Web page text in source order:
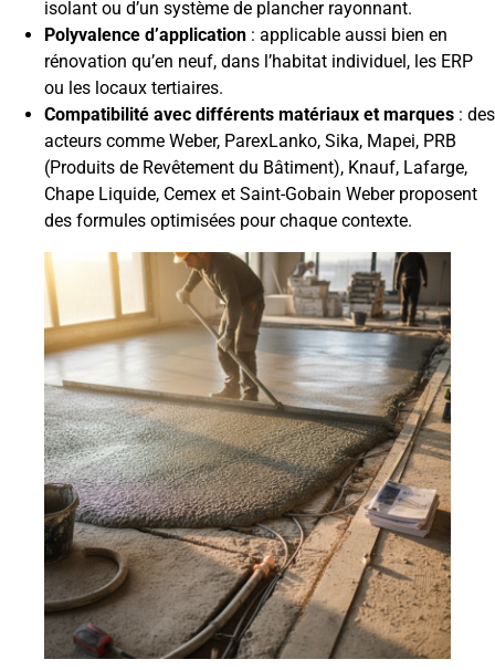
isolant ou d’un système de plancher rayonnant.
Polyvalence d’application : applicable aussi bien en
rénovation qu’en neuf, dans l’habitat individuel, les ERP
ou les locaux tertiaires.
Compatibilité avec différents matériaux et marques : des
acteurs comme Weber, ParexLanko, Sika, Mapei, PRB
(Produits de Revêtement du Bâtiment), Knauf, Lafarge,
Chape Liquide, Cemex et Saint-Gobain Weber proposent
des formules optimisées pour chaque contexte.